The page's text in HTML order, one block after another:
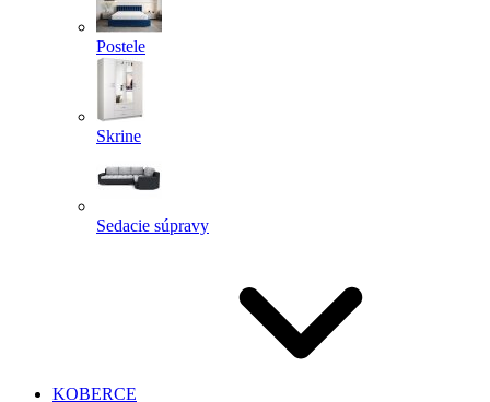
Postele
Skrine
Sedacie súpravy
KOBERCE